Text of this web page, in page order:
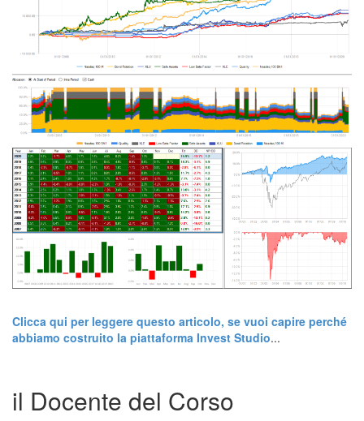
Clicca qui per leggere questo articolo, se vuoi capire perché
abbiamo costruito la piattaforma Invest Studio...
il Docente del Corso